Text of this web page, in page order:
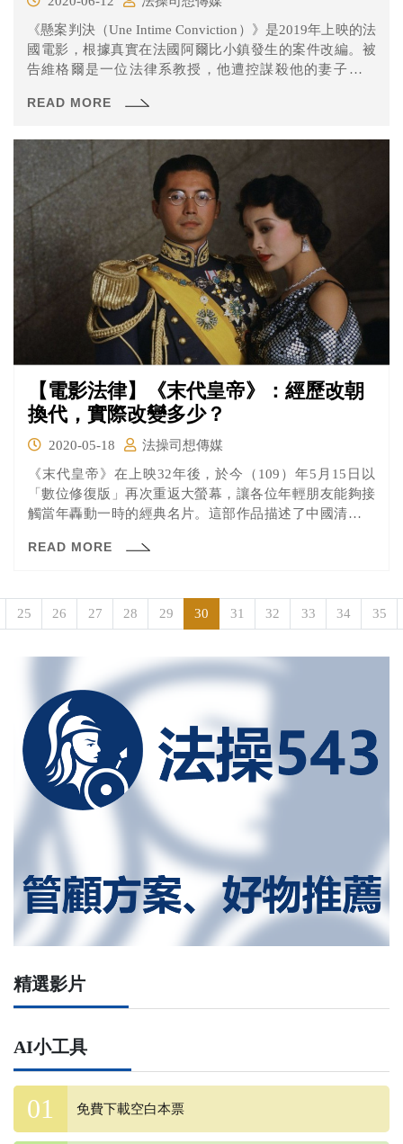
《懸案判決（Une Intime Conviction）》是2019年上映的法
國電影，根據真實在法國阿爾比小鎮發生的案件改編。被
告維格爾是一位法律系教授，他遭控謀殺他的妻子蘇珊
主角諾拉是一位單親媽媽，因維格爾的女兒是她兒子的家
給維格爾一個無罪判決。
READ MORE
【電影法律】《末代皇帝》：經歷改朝
換代，實際改變多少？
2020-05-18
法操司想傳媒
《末代皇帝》在上映32年後，於今（109）年5月15日以
「數位修復版」再次重返大螢幕，讓各位年輕朋友能夠接
觸當年轟動一時的經典名片。這部作品描述了中國清朝最
顛沛流離，曾數度高居皇位卻也曾為階下囚，最後溥儀以
READ MORE
25 26 27 28 29 30 31 32 33 34 35
精選影片
AI小工具
免費下載空白本票